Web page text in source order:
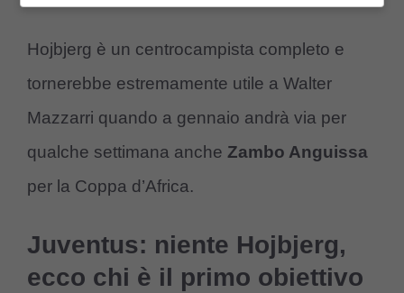
Hojbjerg è un centrocampista completo e
tornerebbe estremamente utile a Walter
Mazzarri quando a gennaio andrà via per
qualche settimana anche Zambo Anguissa
per la Coppa d’Africa.
Juventus: niente Hojbjerg,
ecco chi è il primo obiettivo